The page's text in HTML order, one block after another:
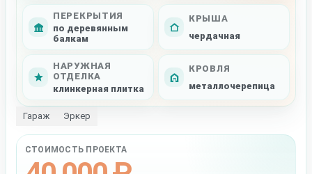
ПЕРЕКРЫТИЯ
по деревянным
балкам
КРЫША
чердачная
НАРУЖНАЯ
ОТДЕЛКА
клинкерная плитка
КРОВЛЯ
металлочерепица
Гараж Эркер
СТОИМОСТЬ ПРОЕКТА